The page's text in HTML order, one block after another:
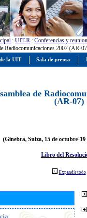
: UIT-R : Conferencias y
Radiocomunicaciones 2007 (AR-
de
(AR-07)
(Ginebra, Suiza, 15 de octubre-19
Libro del
Expandir todo
la UIT Sala de prensa